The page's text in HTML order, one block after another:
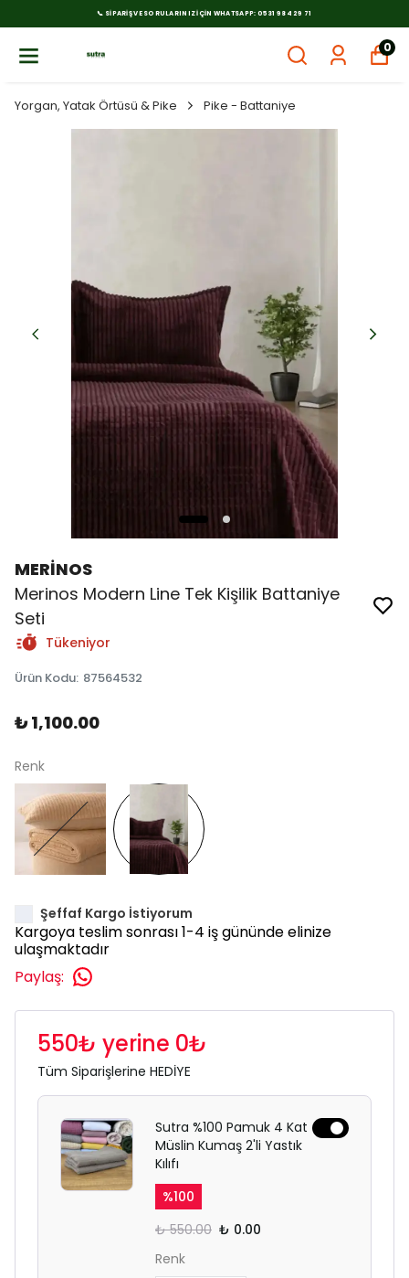
📞 SIPARIŞ VE SORULARINIZ İÇIN WHATSAPP: 0531 984 29 71
0
Yorgan, Yatak Örtüsü & Pike Pike - Battaniye
MERİNOS
Merinos Modern Line Tek Kişilik Battaniye
Seti
Tükeniyor
Ürün Kodu: 87564532
₺ 1,100.00
Renk
Şeffaf Kargo İstiyorum
Kargoya teslim sonrası 1-4 iş gününde elinize
ulaşmaktadır
Paylaş:
550₺ yerine 0₺
Tüm Siparişlerine HEDİYE
Sutra %100 Pamuk 4 Kat
Müslin Kumaş 2'li Yastık
Kılıfı
%100
₺ 550.00 ₺ 0.00
Renk